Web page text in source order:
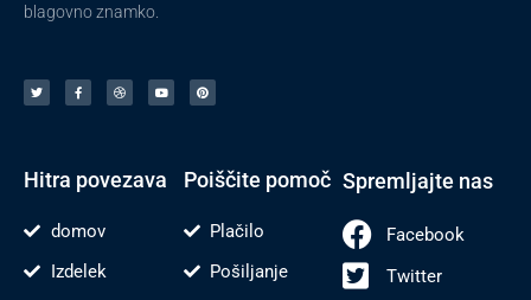
blagovno znamko.
i
t
t
c
e
b
d
e
n
u
t
u
n
t
e
Hitra povezava
domov
Izdelek
Poiščite pomoč
Plačilo
Pošiljanje
Spremljajte nas
Facebook
Twitter